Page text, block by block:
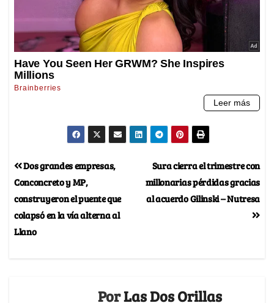
Sura cierra el trimestre con
millonarias pérdidas gracias
al acuerdo Gilinski – Nutresa
Dos grandes empresas,
Conconcreto y MP,
construyeron el puente que
colapsó en la vía alterna al
Llano
PorLas Dos Orillas